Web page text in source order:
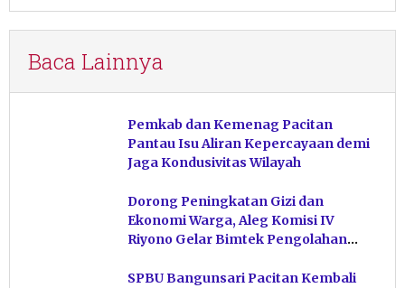
Baca Lainnya
Pemkab dan Kemenag Pacitan
Pantau Isu Aliran Kepercayaan demi
Jaga Kondusivitas Wilayah
Dorong Peningkatan Gizi dan
Ekonomi Warga, Aleg Komisi IV
Riyono Gelar Bimtek Pengolahan
SPBU Bangunsari Pacitan Kembali